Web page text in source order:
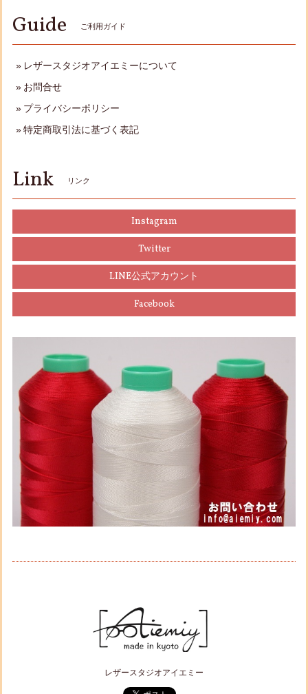
Guide ご利用ガイド
レザースタジオアイエミーについて
お問合せ
プライバシーポリシー
特定商取引法に基づく表記
Link リンク
Instagram
Twitter
LINE公式アカウント
Facebook
レザースタジオアイエミー